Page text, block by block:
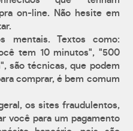
on-line. Não hesite em
mentais. Textos como:
tem 10 minutos", "500
são técnicas, que podem
comprar, é bem comum
os sites fraudulentos,
você para um pagamento